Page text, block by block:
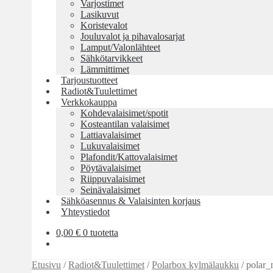
Varjostimet
Lasikuvut
Koristevalot
Jouluvalot ja pihavalosarjat
Lamput/Valonlähteet
Sähkötarvikkeet
Lämmittimet
Tarjoustuotteet
Radiot&Tuulettimet
Verkkokauppa
Kohdevalaisimet/spotit
Kosteantilan valaisimet
Lattiavalaisimet
Lukuvalaisimet
Plafondit/Kattovalaisimet
Pöytävalaisimet
Riippuvalaisimet
Seinävalaisimet
Sähköasennus & Valaisinten korjaus
Yhteystiedot
0,00 € 0 tuotetta
Etusivu /Radiot&Tuulettimet /Polarbox kylmälaukku /